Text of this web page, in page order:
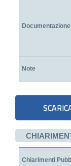
Note
Chiarimenti